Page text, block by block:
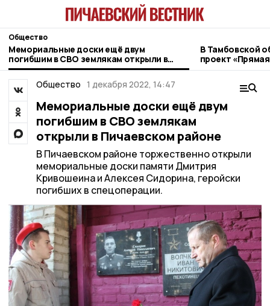
Общество
Мемориальные доски ещё двум
погибшим в СВО землякам открыли в
Пичаевском районе
В Тамбовской
проект
ветеранов СВО
Общество 1 декабря 2022, 14:47
Мемориальные доски ещё двум
погибшим в СВО землякам
открыли в Пичаевском районе
В Пичаевском районе торжественно открыли
мемориальные доски памяти Дмитрия
Кривошеина и Алексея Сидорина, геройски
погибших в спецоперации.